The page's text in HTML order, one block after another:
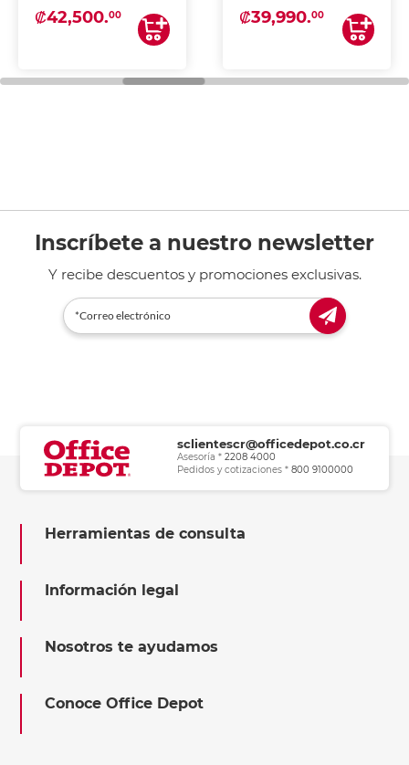
₡42,500.00 ₡39,990.00
Inscríbete a nuestro newsletter
Y recibe descuentos y promociones exclusivas.
sclientescr@officedepot.co.cr
Asesoría *2208 4000
Pedidos y cotizaciones *800 9100000
Herramientas de consulta
Información legal
Nosotros te ayudamos
Conoce Office Depot